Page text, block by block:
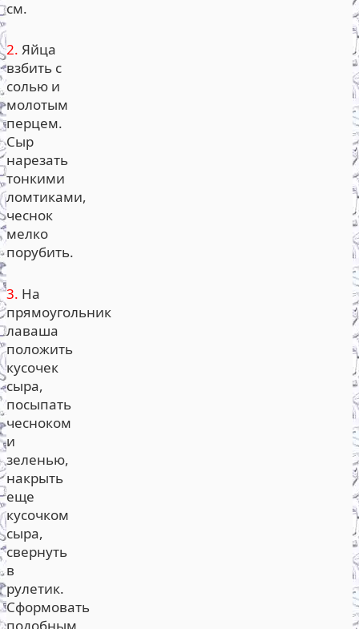
см.
2. Яйца
взбить с
солью и
молотым
перцем.
Сыр
нарезать
тонкими
ломтиками,
чеснок
мелко
порубить.
3. На
прямоугольник
лаваша
положить
кусочек
сыра,
посыпать
чесноком
и
зеленью,
накрыть
еще
кусочком
сыра,
свернуть
в
рулетик.
Сформовать